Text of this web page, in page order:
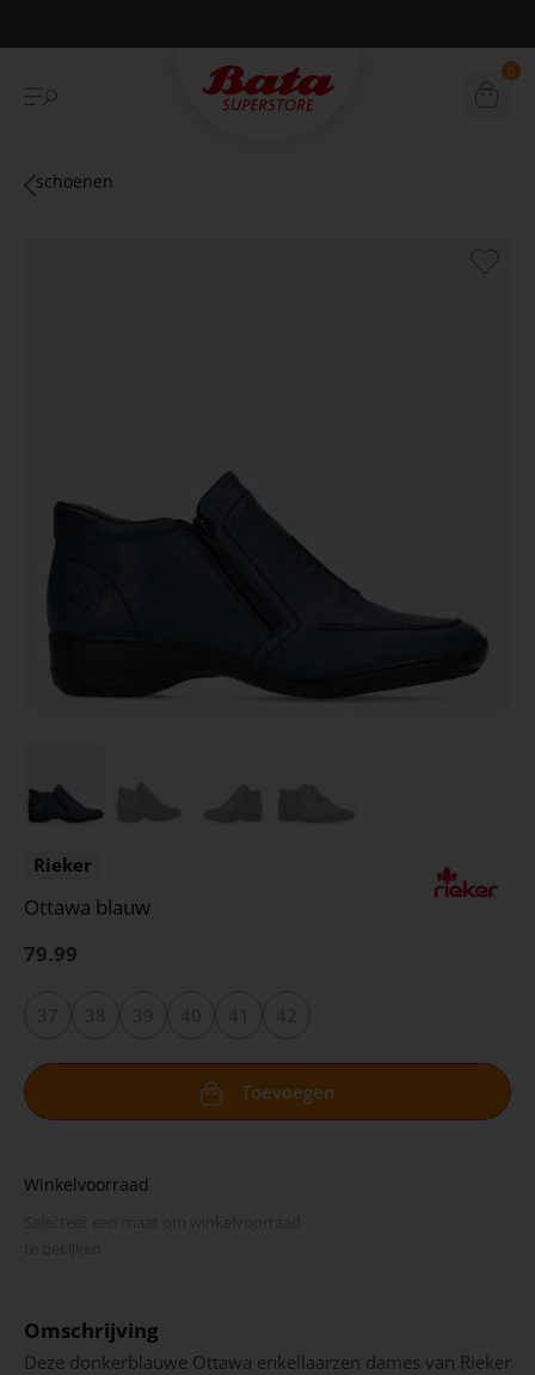
Betaal achteraf met Klarna 0
schoenen
Rieker
Ottawa blauw
79.99
Toevoegen
Winkelvoorraad
Omschrijving
Deze donkerblauwe Ottawa enkellaarzen dames van Rieker